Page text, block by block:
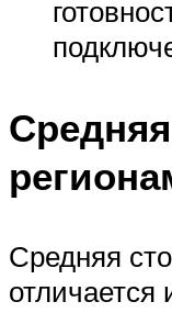
Средняя
отличается